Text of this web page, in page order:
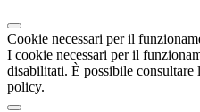
Cookie necessari per il
I cookie necessari per il
disabilitati. È possibile
policy.